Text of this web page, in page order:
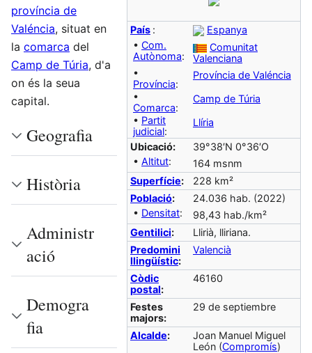
País :
Espanya
• Com.
Autònoma:
Comunitat
Valenciana
•
Província:
Província de Valéncia
•
Comarca:
Camp de Túria
• Partit
judicial:
Llíria
Ubicació:
39°38′N 0°36′O
• Altitut:
164 msnm
Superfície:
228 km²
Població:
24.036 hab. (2022)
• Densitat:
98,43 hab./km²
Gentilici:
Llirià, lliriana.
Predomini
llingüístic:
Valencià
Còdic
postal:
46160
Festes
majors:
29 de septiembre
Alcalde:
Joan Manuel Miguel
León (Compromís)
província de
Valéncia, situat en
la comarca del
Camp de Túria, d'a
on és la seua
capital.
Geografia
Història
Administr
ació
Demogra
fia